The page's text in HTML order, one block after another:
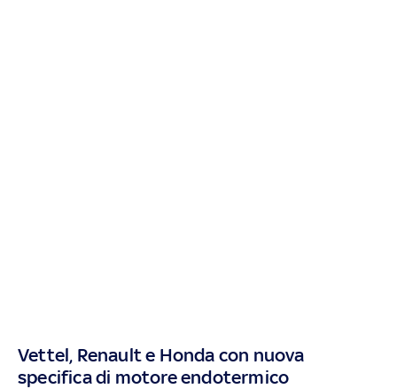
Vettel, Renault e Honda con nuova
specifica di motore endotermico